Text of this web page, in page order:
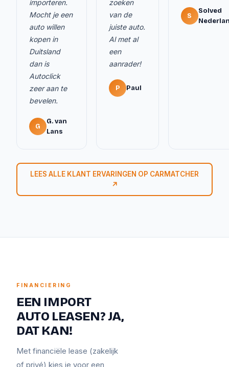
importeren.
Mocht je een
auto willen
kopen in
Duitsland
dan is
Autoclick
zeer aan te
bevelen.
G
G. van
Lans
zoeken
van de
juiste auto.
Al met al
een
aanrader!
P Paul
S
Solved
LEES ALLE KLANT ERVARINGEN OP CARMATCHER
↗
FINANCIERING
EEN IMPORT
AUTO LEASEN? JA,
DAT KAN!
Met financiële lease (zakelijk
of privé) kies je voor een